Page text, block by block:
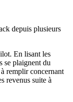
depuis plusieurs
En lisant les
se plaignent du
remplir concernant
revenus suite à